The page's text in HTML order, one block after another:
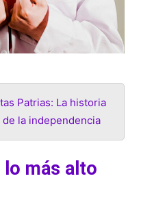
Patrias: La historia
la independencia
lo más alto